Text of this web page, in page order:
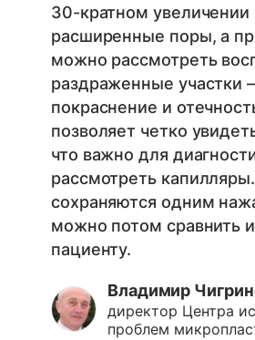
30-кратном
расширенные поры, а
можно рассмотреть
раздраженные участки
покраснение и
позволяет четко
что важно для
рассмотреть
сохраняются одним
можно потом сравнить
пациенту.
Владимир
директор Центра
проблем